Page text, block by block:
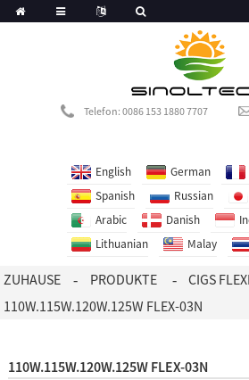
Telefon: 0086 153 1880 7707
English German
Spanish
Russian
Arabic
Danish
Lithuanian
Malay
ZUHAUSE PRODUKTE
CIGS
110W.115W.120W.125W FLEX-03N
110W.115W.120W.125W FLEX-03N